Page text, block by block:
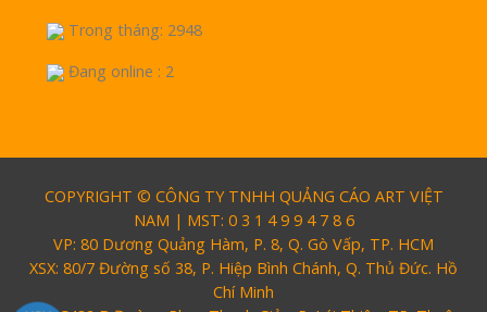
Trong tháng: 2948
Đang online : 2
COPYRIGHT © CÔNG TY TNHH QUẢNG CÁO ART VIỆT
NAM | MST: 0 3 1 4 9 9 4 7 8 6
VP: 80 Dương Quảng Hàm, P. 8, Q. Gò Vấp, TP. HCM
XSX: 80/7 Đường số 38, P. Hiệp Bình Chánh, Q. Thủ Đức. Hồ
Chí Minh